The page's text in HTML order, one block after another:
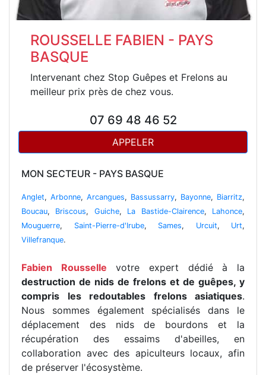
ROUSSELLE FABIEN - PAYS
BASQUE
Intervenant chez Stop Guêpes et Frelons au
meilleur prix près de chez vous.
07 69 48 46 52
APPELER
MON SECTEUR - PAYS BASQUE
Anglet, Arbonne, Arcangues, Bassussarry, Bayonne, Biarritz,
Boucau, Briscous, Guiche, La Bastide-Clairence, Lahonce,
Mouguerre, Saint-Pierre-d'Irube, Sames, Urcuit, Urt,
Villefranque.
Fabien Rousselle votre expert dédié à la
destruction de nids de frelons et de guêpes, y
compris les redoutables frelons asiatiques.
Nous sommes également spécialisés dans le
déplacement des nids de bourdons et la
récupération des essaims d'abeilles, en
collaboration avec des apiculteurs locaux, afin
de préserver l'écosystème.